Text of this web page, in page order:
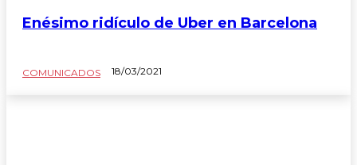
Enésimo ridículo de Uber en Barcelona
COMUNICADOS 18/03/2021